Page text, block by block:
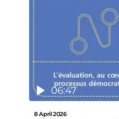
06:47
8 April 2026